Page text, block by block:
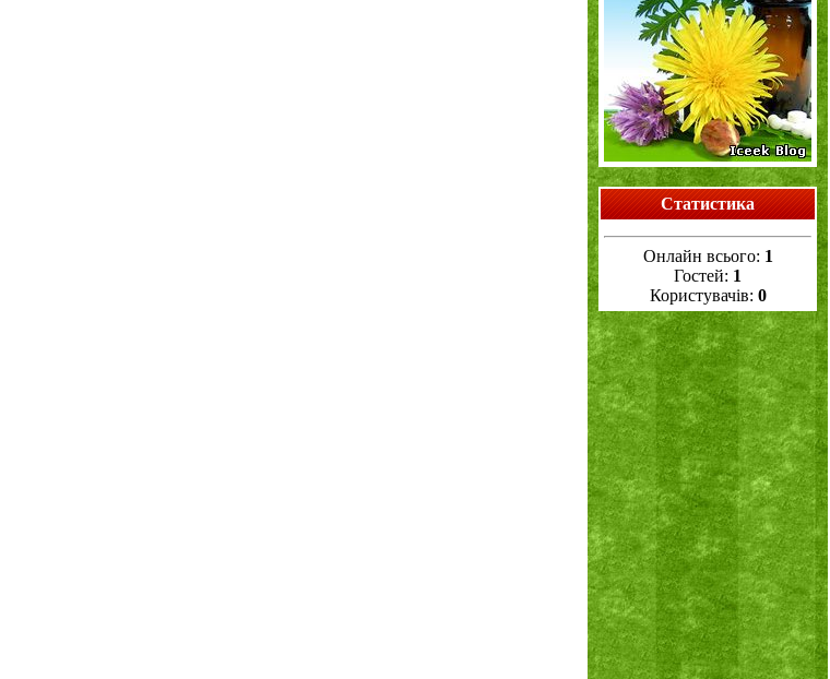
Статистика
Онлайн всього: 1
Гостей: 1
Користувачів: 0